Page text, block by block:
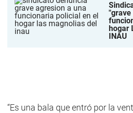
"grave
hogar
INAU
“Es una bala que entró por la